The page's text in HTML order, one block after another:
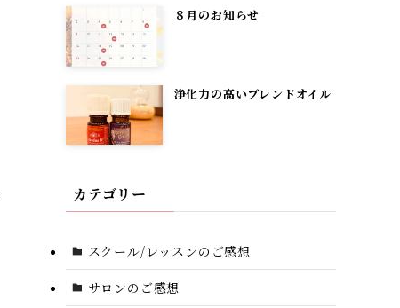
８月のお知らせ
浄化力の高いブレンドオイル
カテゴリー
スクール/レッスンのご感想
サロンのご感想